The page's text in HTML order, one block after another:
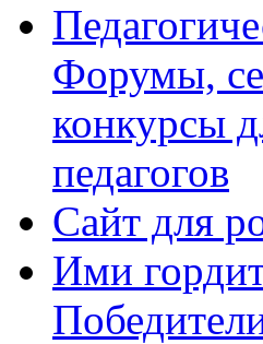
Форумы,
конкурсы
педагогов
Сайт для
Ими